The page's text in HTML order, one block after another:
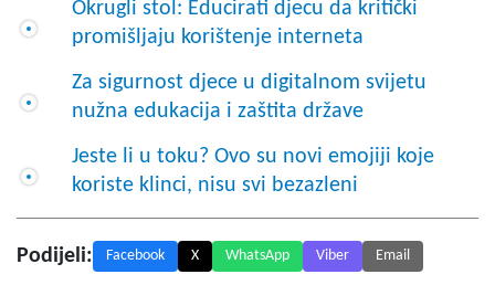
Okrugli stol: Educirati djecu da kritički
promišljaju korištenje interneta
Za sigurnost djece u digitalnom svijetu
nužna edukacija i zaštita države
Jeste li u toku? Ovo su novi emojiji koje
koriste klinci, nisu svi bezazleni
Podijeli: Facebook X WhatsApp Viber Email